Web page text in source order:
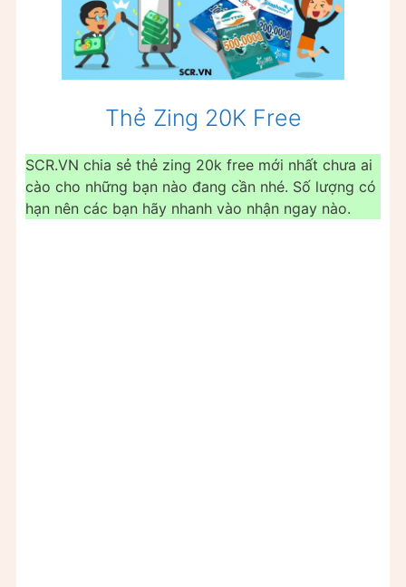
Thẻ Zing 20K Free
SCR.VN chia sẻ thẻ zing 20k free mới nhất chưa ai
cào cho những bạn nào đang cần nhé. Số lượng có
hạn nên các bạn hãy nhanh vào nhận ngay nào.